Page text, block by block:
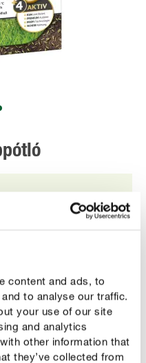
content and ads, to
to analyse our traffic.
your use of our site
and analytics
other information that
they’ve collected from